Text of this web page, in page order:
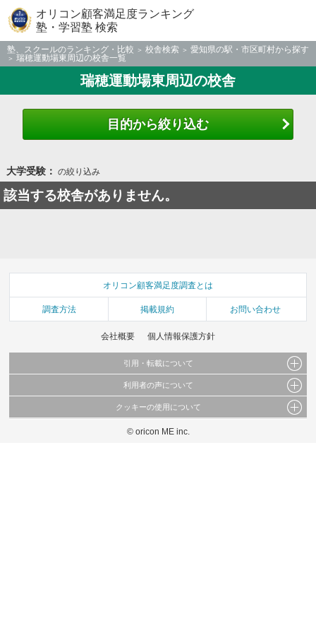
オリコン顧客満足度ランキング
塾・学習塾 検索
塾、スクールのランキング・比較 校舎検索
愛知県の駅・市区町村から探す
瑞穂運動場東周辺の校舎一覧
瑞穂運動場東周辺の校舎
目的から絞り込む
大学受験： の絞り込み
該当する校舎がありません。
オリコン顧客満足度調査とは
調査方法 掲載規約 お問い合わせ
会社概要 個人情報保護方針
引用・転載について
当サイトで公開されている情報（文字、写真、イラスト、画像データ等）及びこれらの配
これらの情報を権利者の許可なく無断転載・複製などの二次利用を行うことは固く禁じて
利用者の声について
当サイトに掲載している内容はすべてサービスの利用者が提出された見解・感想です。
弊社の見解・ 意見ではないことをご理解いただいた上でご覧ください。
クッキーの使用について
このサイトでは Cookie を使用して、ユーザーに合わせたコンテンツや広告の表示、ソー
© oricon ME inc.